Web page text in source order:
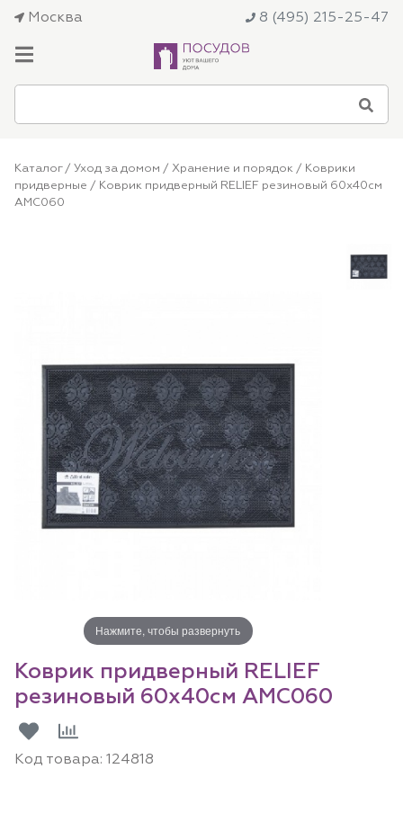
Москва 8 (495) 215-25-47
Каталог/ Уход за домом / Хранение и порядок / Коврики
придверные / Коврик придверный RELIEF резиновый 60x40см
AMC060
Нажмите, чтобы развернуть
Коврик придверный RELIEF
резиновый 60x40см AMC060
Код товара: 124818